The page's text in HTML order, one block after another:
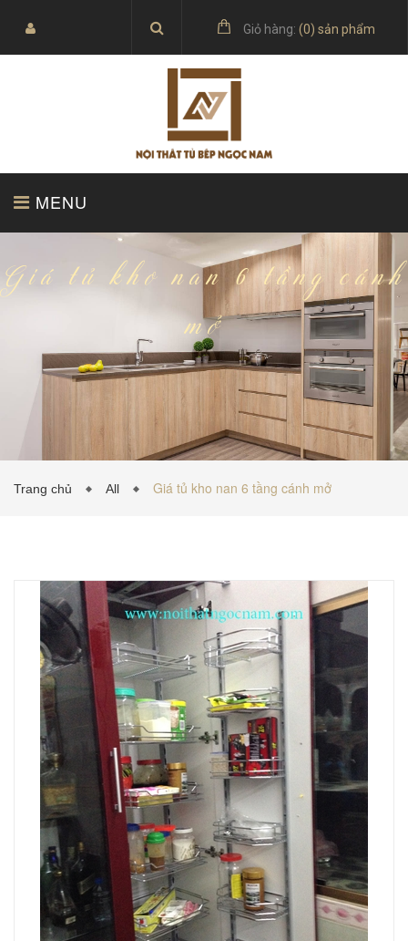
Giỏ hàng: (0) sản phẩm
MENU
SẢN PHẨM
BÁO GIÁ TỦ BẾP ACRYLIC
TỦ BẾP INOX
VẬT LIỆU NỘI THẤT TIN TỨC
Giá tủ kho nan 6 tầng cánh
mở
Trang chủ All Giá tủ kho nan 6 tầng cánh mở